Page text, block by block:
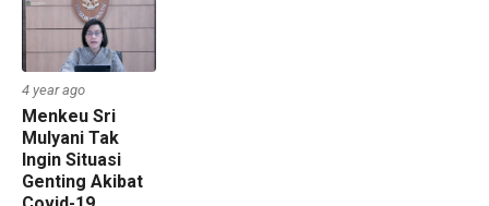
4 year ago
Menkeu Sri
Mulyani Tak
Ingin Situasi
Genting Akibat